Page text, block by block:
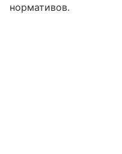
нормативов.